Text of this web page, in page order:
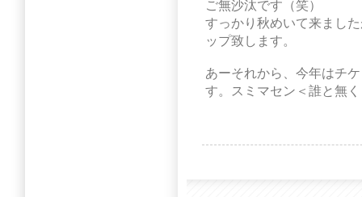
ご無沙汰です（笑）
すっかり秋めいて来まし
ップ致します。
あーそれから、今年はチ
す。スミマセン＜誰と無